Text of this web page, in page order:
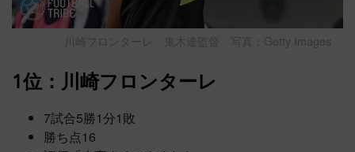
川崎フロンターレ 鬼木達監督 写真：Getty Images
1位：川崎フロンターレ
7試合5勝1分1敗
勝ち点16